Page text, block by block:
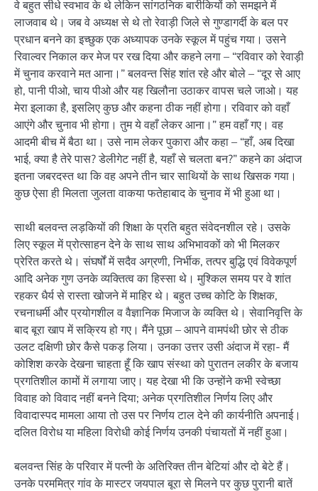
वे बहुत सीधे स्वभाव के थे लेकिन सांगठनिक बारीकियों को समझने में
लाजवाब थे। जब वे अध्यक्ष से थे तो रेवाड़ी जिले से गुण्डागर्दी के बल पर
प्रधान बनने का इच्छुक एक अध्यापक उनके स्कूल में पहुंच गया। उसने
रिवाल्वर निकाल कर मेज पर रख दिया और कहने लगा – “रविवार को रेवाड़ी
में चुनाव करवाने मत आना।” बलवन्त सिंह शांत रहे और बोले – “दूर से आए
हो, पानी पीओ, चाय पीओ और यह खिलौना उठाकर वापस चले जाओ। यह
मेरा इलाका है, इसलिए कुछ और कहना ठीक नहीं होगा। रविवार को वहाँ
आएंगे और चुनाव भी होगा। तुम ये वहाँ लेकर आना।” हम वहाँ गए। वह
आदमी बीच में बैठा था। उसे नाम लेकर पुकारा और कहा – “हाँ, अब दिखा
भाई, क्या है तेरे पास? डेलीगेट नहीं है, यहाँ से चलता बन?” कहने का अंदाज
इतना जबरदस्त था कि वह अपने तीन चार साथियों के साथ खिसक गया।
कुछ ऐसा ही मिलता जुलता वाकया फतेहाबाद के चुनाव में भी हुआ था।
साथी बलवन्त लड़कियों की शिक्षा के प्रति बहुत संवेदनशील रहे। उसके
लिए स्कूल में प्रोत्साहन देने के साथ साथ अभिभावकों को भी मिलकर
प्रेरित करते थे। संघर्षों में सदैव अग्रणी, निर्भीक, तत्पर बुद्धि एवं विवेकपूर्ण
आदि अनेक गुण उनके व्यक्तित्व का हिस्सा थे। मुश्किल समय पर वे शांत
रहकर धैर्य से रास्ता खोजने में माहिर थे। बहुत उच्च कोटि के शिक्षक,
रचनाधर्मी और प्रयोगशील व वैज्ञानिक मिजाज के व्यक्ति थे। सेवानिवृत्ति के
बाद बूरा खाप में सक्रिय हो गए। मैंने पूछा – आपने वामपंथी छोर से ठीक
उलट दक्षिणी छोर कैसे पकड़ लिया। उनका उत्तर उसी अंदाज में रहा- मैं
कोशिश करके देखना चाहता हूँ कि खाप संस्था को पुरातन लकीर के बजाय
प्रगतिशील कामों में लगाया जाए। यह देखा भी कि उन्होंने कभी स्वेच्छा
विवाह को विवाद नहीं बनने दिया; अनेक प्रगतिशील निर्णय लिए और
विवादास्पद मामला आया तो उस पर निर्णय टाल देने की कार्यनीति अपनाई।
दलित विरोध या महिला विरोधी कोई निर्णय उनकी पंचायतों में नहीं हुआ।
बलवन्त सिंह के परिवार में पत्नी के अतिरिक्त तीन बेटियां और दो बेटे हैं।
उनके परममित्र गांव के मास्टर जयपाल बूरा से मिलने पर कुछ पुरानी बातें